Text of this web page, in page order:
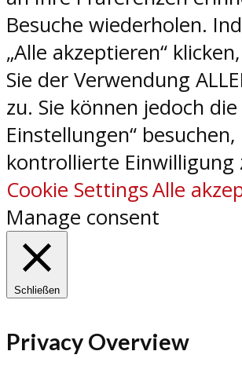
Besuche wiederholen.
„Alle akzeptieren“
Sie der Verwendung
zu. Sie können jedoch die
Einstellungen“
kontrollierte Einwilligung
Cookie SettingsAlle
Manage consent
Schließen
Privacy Overview